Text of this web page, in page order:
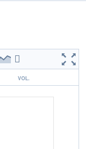
VOL.